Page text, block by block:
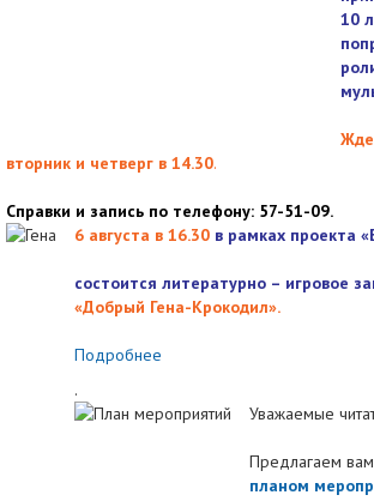
10
вторник и четверг в 14.30.
Справки и запись по телефону: 57-51-09.
6 августа в 16.30 в рамках проекта
состоится литературно – игровое
«Добрый Гена-Крокодил».
Подробнее
.
Уважаемые
Предлагаем вам
планом